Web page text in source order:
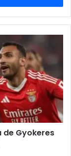
Gyokeres